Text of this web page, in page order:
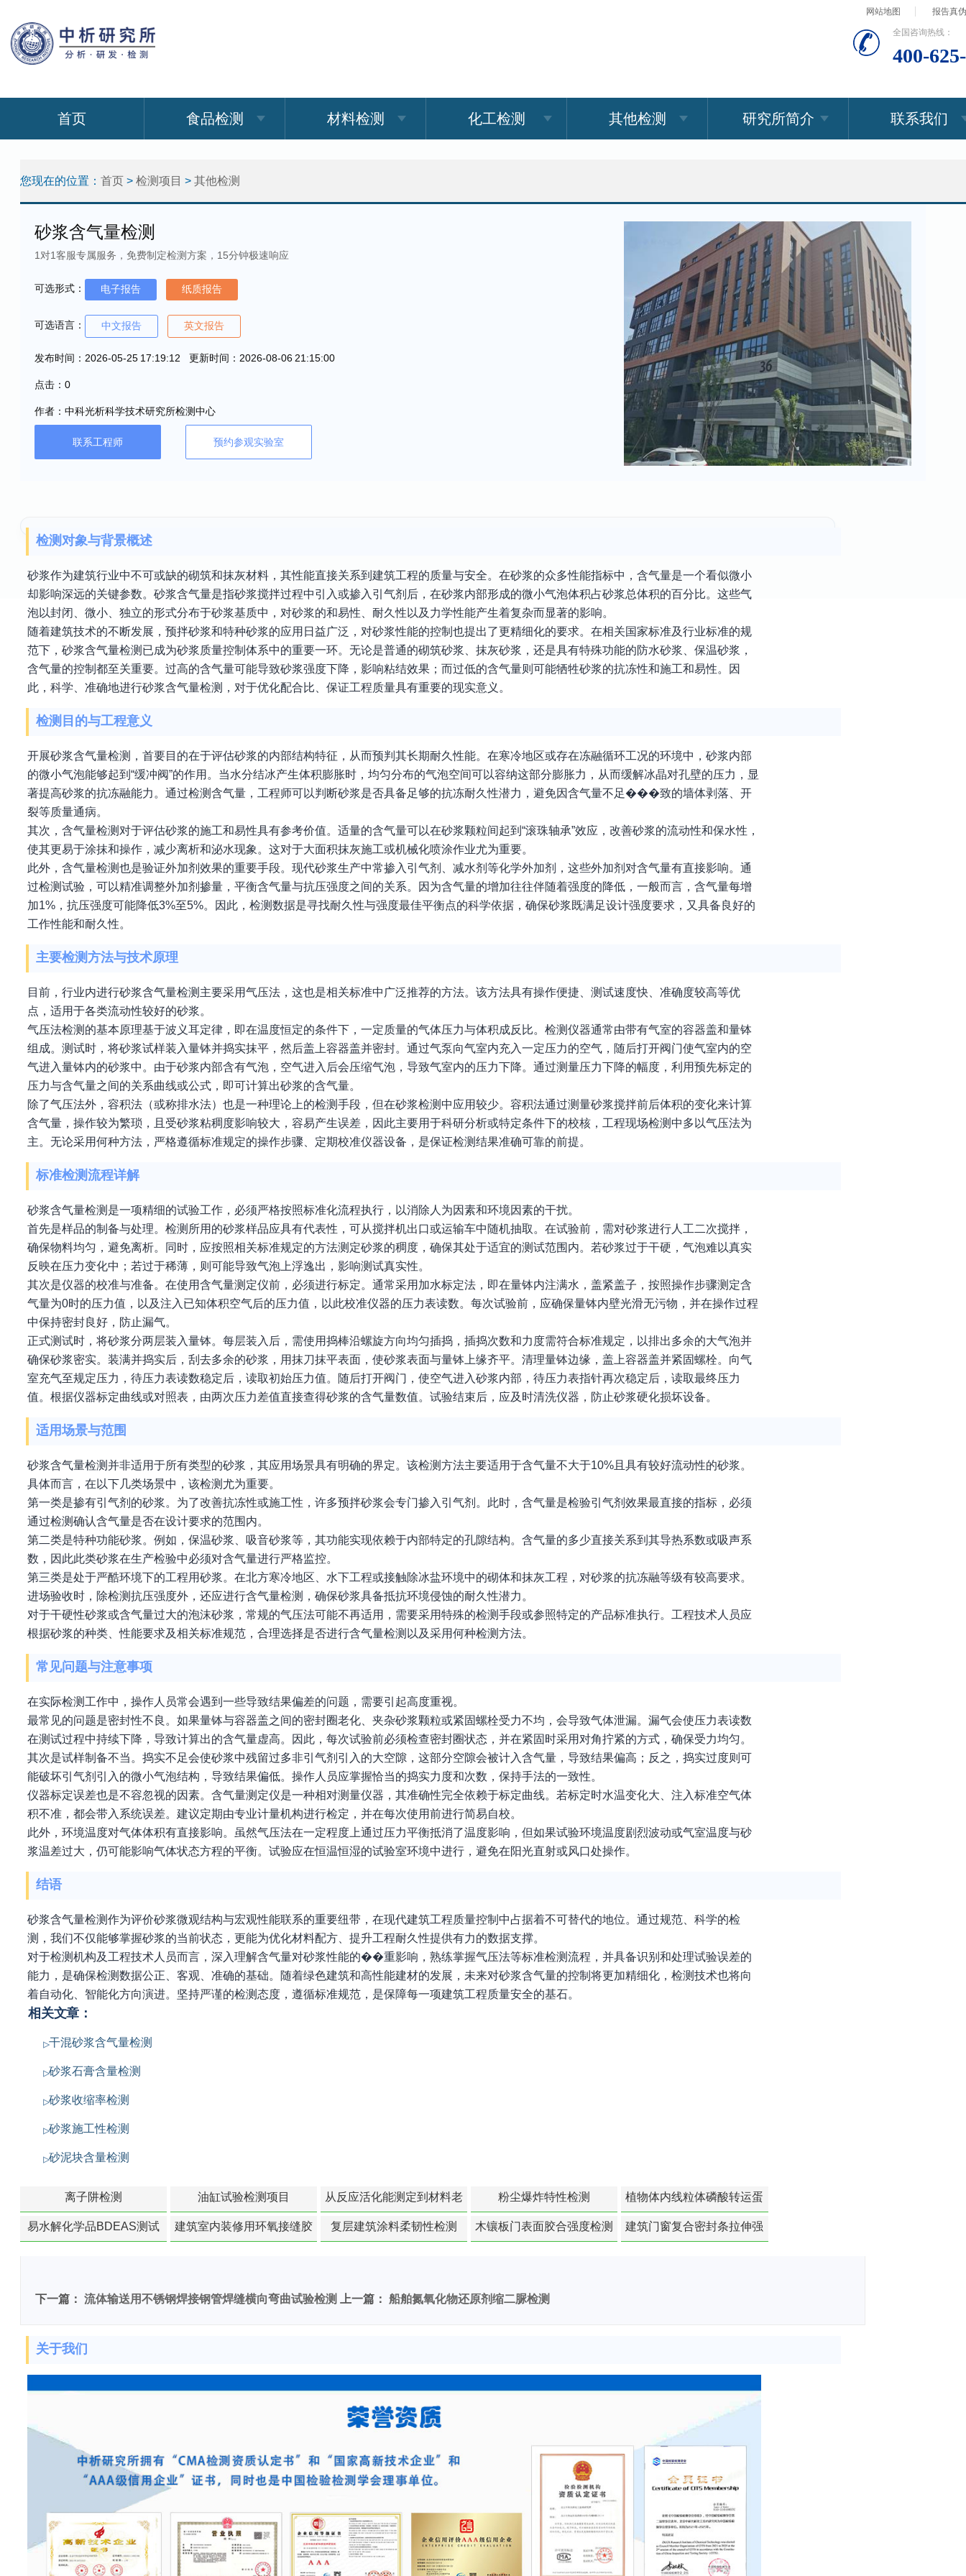
网站地图 报告真
全国咨询热线：
400-
首页 食品检测 材料检测 化工检测 其他检测 研究所简介 联系我们
您现在的位置： 首页 > 检测项目 > 其他检测
砂浆含气量检测
1对1客服专属服务，免费制定检测方案，15分钟极速响应
可选形式： 电子报告 纸质报告
可选语言： 中文报告 英文报告
发布时间：2026-05-25 17:19:12 更新时间：2026-08-06 21:15:00
点击：0
作者：中科光析科学技术研究所检测中心
联系工程师 预约参观实验室
检测对象与背景概述
砂浆作为建筑行业中不可或缺的砌筑和抹灰材料，其性能直接关系到建筑工程的质量与安全。在砂浆的众多性能指标中，含气量是一个看似微小
却影响深远的关键参数。砂浆含气量是指砂浆搅拌过程中引入或掺入引气剂后，在砂浆内部形成的微小气泡体积占砂浆总体积的百分比。这些气
泡以封闭、微小、独立的形式分布于砂浆基质中，对砂浆的和易性、耐久性以及力学性能产生着复杂而显著的影响。
随着建筑技术的不断发展，预拌砂浆和特种砂浆的应用日益广泛，对砂浆性能的控制也提出了更精细化的要求。在相关国家标准及行业标准的规
范下，砂浆含气量检测已成为砂浆质量控制体系中的重要一环。无论是普通的砌筑砂浆、抹灰砂浆，还是具有特殊功能的防水砂浆、保温砂浆，
含气量的控制都至关重要。过高的含气量可能导致砂浆强度下降，影响粘结效果；而过低的含气量则可能牺牲砂浆的抗冻性和施工和易性。因
此，科学、准确地进行砂浆含气量检测，对于优化配合比、保证工程质量具有重要的现实意义。
检测目的与工程意义
开展砂浆含气量检测，首要目的在于评估砂浆的内部结构特征，从而预判其长期耐久性能。在寒冷地区或存在冻融循环工况的环境中，砂浆内部
的微小气泡能够起到“缓冲阀”的作用。当水分结冰产生体积膨胀时，均匀分布的气泡空间可以容纳这部分膨胀力，从而缓解冰晶对孔壁的压力，显
著提高砂浆的抗冻融能力。通过检测含气量，工程师可以判断砂浆是否具备足够的抗冻耐久性潜力，避免因含气量不足���致的墙体剥落、开
裂等质量通病。
其次，含气量检测对于评估砂浆的施工和易性具有参考价值。适量的含气量可以在砂浆颗粒间起到“滚珠轴承”效应，改善砂浆的流动性和保水性，
使其更易于涂抹和操作，减少离析和泌水现象。这对于大面积抹灰施工或机械化喷涂作业尤为重要。
此外，含气量检测也是验证外加剂效果的重要手段。现代砂浆生产中常掺入引气剂、减水剂等化学外加剂，这些外加剂对含气量有直接影响。通
过检测试验，可以精准调整外加剂掺量，平衡含气量与抗压强度之间的关系。因为含气量的增加往往伴随着强度的降低，一般而言，含气量每增
加1%，抗压强度可能降低3%至5%。因此，检测数据是寻找耐久性与强度最佳平衡点的科学依据，确保砂浆既满足设计强度要求，又具备良好的
工作性能和耐久性。
主要检测方法与技术原理
目前，行业内进行砂浆含气量检测主要采用气压法，这也是相关标准中广泛推荐的方法。该方法具有操作便捷、测试速度快、准确度较高等优
点，适用于各类流动性较好的砂浆。
气压法检测的基本原理基于波义耳定律，即在温度恒定的条件下，一定质量的气体压力与体积成反比。检测仪器通常由带有气室的容器盖和量钵
组成。测试时，将砂浆试样装入量钵并捣实抹平，然后盖上容器盖并密封。通过气泵向气室内充入一定压力的空气，随后打开阀门使气室内的空
气进入量钵内的砂浆中。由于砂浆内部含有气泡，空气进入后会压缩气泡，导致气室内的压力下降。通过测量压力下降的幅度，利用预先标定的
压力与含气量之间的关系曲线或公式，即可计算出砂浆的含气量。
除了气压法外，容积法（或称排水法）也是一种理论上的检测手段，但在砂浆检测中应用较少。容积法通过测量砂浆搅拌前后体积的变化来计算
含气量，操作较为繁琐，且受砂浆粘稠度影响较大，容易产生误差，因此主要用于科研分析或特定条件下的校核，工程现场检测中多以气压法为
主。无论采用何种方法，严格遵循标准规定的操作步骤、定期校准仪器设备，是保证检测结果准确可靠的前提。
标准检测流程详解
砂浆含气量检测是一项精细的试验工作，必须严格按照标准化流程执行，以消除人为因素和环境因素的干扰。
首先是样品的制备与处理。检测所用的砂浆样品应具有代表性，可从搅拌机出口或运输车中随机抽取。在试验前，需对砂浆进行人工二次搅拌，
确保物料均匀，避免离析。同时，应按照相关标准规定的方法测定砂浆的稠度，确保其处于适宜的测试范围内。若砂浆过于干硬，气泡难以真实
反映在压力变化中；若过于稀薄，则可能导致气泡上浮逸出，影响测试真实性。
其次是仪器的校准与准备。在使用含气量测定仪前，必须进行标定。通常采用加水标定法，即在量钵内注满水，盖紧盖子，按照操作步骤测定含
气量为0时的压力值，以及注入已知体积空气后的压力值，以此校准仪器的压力表读数。每次试验前，应确保量钵内壁光滑无污物，并在操作过程
中保持密封良好，防止漏气。
正式测试时，将砂浆分两层装入量钵。每层装入后，需使用捣棒沿螺旋方向均匀插捣，插捣次数和力度需符合标准规定，以排出多余的大气泡并
确保砂浆密实。装满并捣实后，刮去多余的砂浆，用抹刀抹平表面，使砂浆表面与量钵上缘齐平。清理量钵边缘，盖上容器盖并紧固螺栓。向气
室充气至规定压力，待压力表读数稳定后，读取初始压力值。随后打开阀门，使空气进入砂浆内部，待压力表指针再次稳定后，读取最终压力
值。根据仪器标定曲线或对照表，由两次压力差值直接查得砂浆的含气量数值。试验结束后，应及时清洗仪器，防止砂浆硬化损坏设备。
适用场景与范围
砂浆含气量检测并非适用于所有类型的砂浆，其应用场景具有明确的界定。该检测方法主要适用于含气量不大于10%且具有较好流动性的砂浆。
具体而言，在以下几类场景中，该检测尤为重要。
第一类是掺有引气剂的砂浆。为了改善抗冻性或施工性，许多预拌砂浆会专门掺入引气剂。此时，含气量是检验引气剂效果最直接的指标，必须
通过检测确认含气量是否在设计要求的范围内。
第二类是特种功能砂浆。例如，保温砂浆、吸音砂浆等，其功能实现依赖于内部特定的孔隙结构。含气量的多少直接关系到其导热系数或吸声系
数，因此此类砂浆在生产检验中必须对含气量进行严格监控。
第三类是处于严酷环境下的工程用砂浆。在北方寒冷地区、水下工程或接触除冰盐环境中的砌体和抹灰工程，对砂浆的抗冻融等级有较高要求。
进场验收时，除检测抗压强度外，还应进行含气量检测，确保砂浆具备抵抗环境侵蚀的耐久性潜力。
对于干硬性砂浆或含气量过大的泡沫砂浆，常规的气压法可能不再适用，需要采用特殊的检测手段或参照特定的产品标准执行。工程技术人员应
根据砂浆的种类、性能要求及相关标准规范，合理选择是否进行含气量检测以及采用何种检测方法。
常见问题与注意事项
在实际检测工作中，操作人员常会遇到一些导致结果偏差的问题，需要引起高度重视。
最常见的问题是密封性不良。如果量钵与容器盖之间的密封圈老化、夹杂砂浆颗粒或紧固螺栓受力不均，会导致气体泄漏。漏气会使压力表读数
在测试过程中持续下降，导致计算出的含气量虚高。因此，每次试验前必须检查密封圈状态，并在紧固时采用对角拧紧的方式，确保受力均匀。
其次是试样制备不当。捣实不足会使砂浆中残留过多非引气剂引入的大空隙，这部分空隙会被计入含气量，导致结果偏高；反之，捣实过度则可
能破坏引气剂引入的微小气泡结构，导致结果偏低。操作人员应掌握恰当的捣实力度和次数，保持手法的一致性。
仪器标定误差也是不容忽视的因素。含气量测定仪是一种相对测量仪器，其准确性完全依赖于标定曲线。若标定时水温变化大、注入标准空气体
积不准，都会带入系统误差。建议定期由专业计量机构进行检定，并在每次使用前进行简易自校。
此外，环境温度对气体体积有直接影响。虽然气压法在一定程度上通过压力平衡抵消了温度影响，但如果试验环境温度剧烈波动或气室温度与砂
浆温差过大，仍可能影响气体状态方程的平衡。试验应在恒温恒湿的试验室环境中进行，避免在阳光直射或风口处操作。
结语
砂浆含气量检测作为评价砂浆微观结构与宏观性能联系的重要纽带，在现代建筑工程质量控制中占据着不可替代的地位。通过规范、科学的检
测，我们不仅能够掌握砂浆的当前状态，更能为优化材料配方、提升工程耐久性提供有力的数据支撑。
对于检测机构及工程技术人员而言，深入理解含气量对砂浆性能的��重影响，熟练掌握气压法等标准检测流程，并具备识别和处理试验误差的
能力，是确保检测数据公正、客观、准确的基础。随着绿色建筑和高性能建材的发展，未来对砂浆含气量的控制将更加精细化，检测技术也将向
着自动化、智能化方向演进。坚持严谨的检测态度，遵循标准规范，是保障每一项建筑工程质量安全的基石。
相关文章：
干混砂浆含气量检测
砂浆石膏含量检测
砂浆收缩率检测
砂浆施工性检测
砂泥块含量检测
离子阱检测 油缸试验检测项目
从反应活化能测定到材料老
化寿命预测的经典模型
粉尘爆炸特性检测
植物体内线粒体磷酸转运蛋
白活性检测
易水解化学品BDEAS测试
建筑室内装修用环氧接缝胶
复层建筑涂料柔韧性检测 木镶板门表面胶合强度检测
建筑门窗复合密封条拉伸强
下一篇： 流体输送用不锈钢焊接钢管焊缝横向弯曲试验检测 上一篇： 船舶氮氧化物还原剂缩二脲检测
关于我们